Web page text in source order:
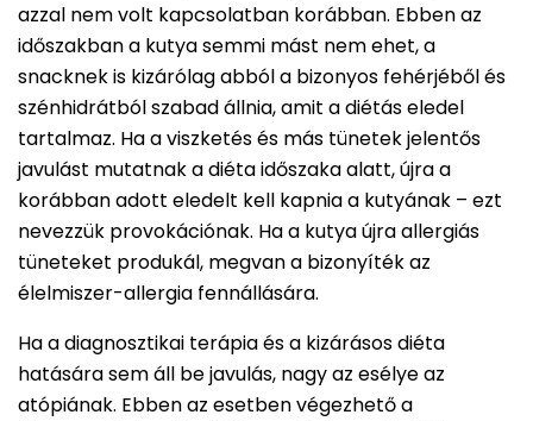
azzal nem volt kapcsolatban korábban. Ebben az
időszakban a kutya semmi mást nem ehet, a
snacknek is kizárólag abból a bizonyos fehérjéből és
szénhidrátból szabad állnia, amit a diétás eledel
tartalmaz. Ha a viszketés és más tünetek jelentős
javulást mutatnak a diéta időszaka alatt, újra a
korábban adott eledelt kell kapnia a kutyának – ezt
nevezzük provokációnak. Ha a kutya újra allergiás
tüneteket produkál, megvan a bizonyíték az
élelmiszer-allergia fennállására.
Ha a diagnosztikai terápia és a kizárásos diéta
hatására sem áll be javulás, nagy az esélye az
atópiának. Ebben az esetben végezhető a